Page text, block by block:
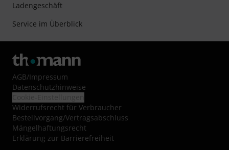
Ladengeschäft
Service im Überblick
AGB/Impressum
Datenschutzhinweise
Widerrufsrecht für Verbraucher
Bestellvorgang/Vertragsabschluss
Mängelhaftungsrecht
Erklärung zur Barrierefreiheit